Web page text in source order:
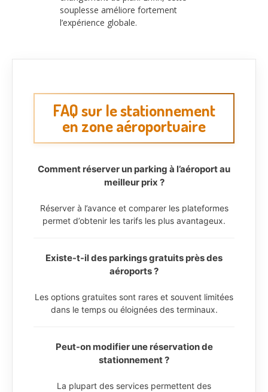
souplesse améliore fortement
l’expérience globale.
FAQ sur le stationnement
en zone aéroportuaire
Comment réserver un parking à l’aéroport au
meilleur prix ?
Réserver à l’avance et comparer les plateformes
permet d’obtenir les tarifs les plus avantageux.
Existe-t-il des parkings gratuits près des
aéroports ?
Les options gratuites sont rares et souvent limitées
dans le temps ou éloignées des terminaux.
Peut-on modifier une réservation de
stationnement ?
La plupart des services permettent des